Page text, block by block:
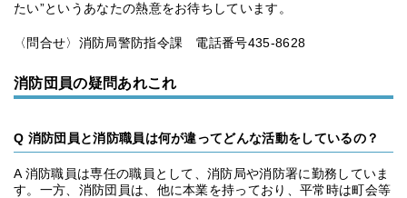
たい”というあなたの熱意をお待ちしています。
〈問合せ〉消防局警防指令課 電話番号435-8628
消防団員の疑問あれこれ
Q 消防団員と消防職員は何が違ってどんな活動をしているの？
A 消防職員は専任の職員として、消防局や消防署に勤務していま
す。一方、消防団員は、他に本業を持っており、平常時は町会等